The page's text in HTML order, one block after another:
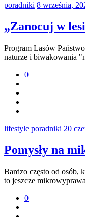
poradniki 8 września,
„Zanocuj w
Program Lasów
naturze i biwakowania
0
lifestyle poradniki 20
Pomysły na
Bardzo często od osób,
to jeszcze
0